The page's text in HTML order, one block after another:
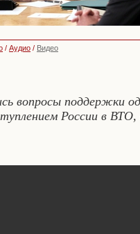
/ Аудио / Видео
вопросы поддержки
России в